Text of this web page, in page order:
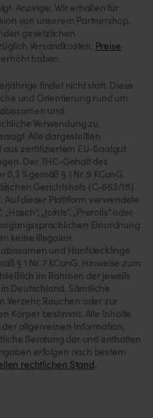
Anzeige: Wir erhalten für
von unserem Partnershop.
gesetzlichen
Versandkosten. Preise
haben.
findet nicht statt. Diese
und Orientierung rund um
und
Verwendung zu
Alle dargestellten
zertifiziertem EU-Saatgut
Der THC-Gehalt des
% gemäß § 1 Nr. 9 KCanG.
Gerichtshofs (C-663/18)
Auf dieser Plattform verwendete
„Joints“, „Prerolls“ oder
Einordnung
keine illegalen
und Hanfstecklinge
§ 1 Nr. 7 KCanG. Hinweise zum
im Rahmen der jeweils
Deutschland. Sämtliche
Verzehr, Rauchen oder zur
Körper bestimmt. Alle Inhalte
allgemeinen Information,
Beratung dar und enthalten
erfolgen nach bestem
rechtlichen Stand